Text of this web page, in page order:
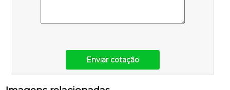
Enviar cotação